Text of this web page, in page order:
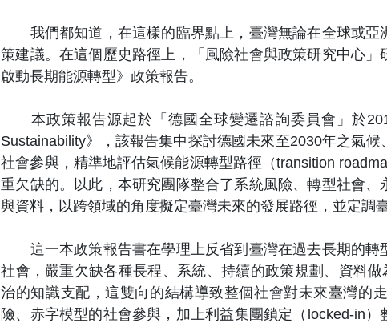
我們都知道，在這樣的臨界點上，臺灣無論在全球或亞
策建議。在這個歷史路徑上，「風險社會與政策研究中心
啟動長期能源轉型》政策報告。
本政策報告源起於「德國全球變遷諮詢委員會」於
Sustainability》，該報告集中探討德國未來至2030年之氣
社會參與，精準地評估氣候能源轉型路徑（transition
重欠缺的。以此，本研究團隊整合了系統風險、轉型社會
與資料，以跨領域的角度擬定臺灣未來的發展路徑，並定調
這一本政策報告書在學理上反省到臺灣在過去長期的轉
社會，嚴重欠缺各種長程、系統、持續的政策規劃、資料
治的知識支配，這雙向的結構導致整個社會對未來臺灣的
險、赤字模型的社會參與，加上利益集團鎖定（locked-in